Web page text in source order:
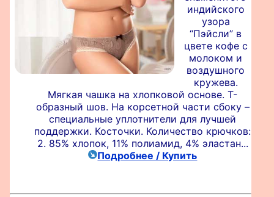
индийского
узора
“Пэйсли” в
цвете кофе с
молоком и
воздушного
кружева.
Мягкая чашка на хлопковой основе. Т-
образный шов. На корсетной части сбоку –
специальные уплотнители для лучшей
поддержки. Косточки. Количество крючков:
2. 85% хлопок, 11% полиамид, 4% эластан...
Подробнее / Купить